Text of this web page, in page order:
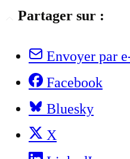
Partager sur :
Envoyer par
Facebook
Bluesky
X